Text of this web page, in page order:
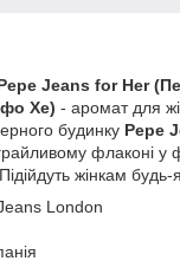
Jeans for Her
Хе) - аромат для
будинку Pepe
флаконі у
жінкам будь-
London